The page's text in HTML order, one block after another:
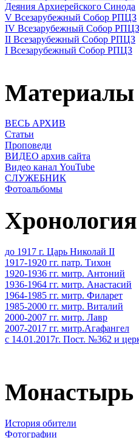
Деяния Архиерейского Синода
V Всезарубежный Собор РПЦЗ
IV Всезарубежный Собор РПЦЗ
II Всезарубежный Собор РПЦЗ
I Всезарубежный Собор РПЦЗ
ВЕСЬ АРХИВ
Статьи
Проповеди
ВИДЕО архив сайта
Видео канал YouTube
СЛУЖЕБНИК
Фотоальбомы
до 1917 г. Царь Николай II
1917-1920 гг. патр. Тихон
1920-1936 гг. митр. Антоний
1936-1964 гг. митр. Анастасий
1964-1985 гг. митр. Филарет
1985-2000 гг. митр. Виталий
2000-2007 гг. митр. Лавр
2007-2017 гг. митр.Агафангел
с 14.01.2017г. Пост. №362 и
Монастырь
История обители
Фотографии